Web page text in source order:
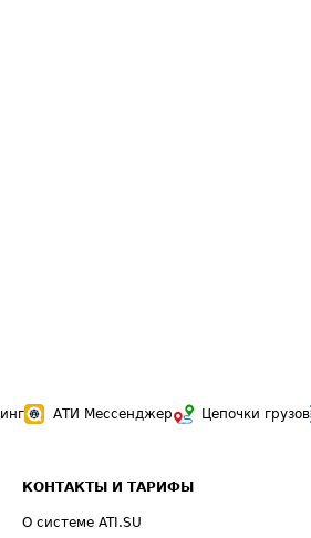
АТИ Мессенджер Цепочки грузов
КОНТАКТЫ И ТАРИФЫ
О системе ATI.SU